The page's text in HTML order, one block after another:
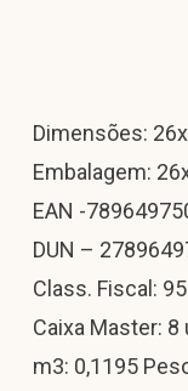
Dimensões:
Embalagem:
EAN -
DUN –
Class. Fiscal:
Caixa Master: 8
m3: 0,1195